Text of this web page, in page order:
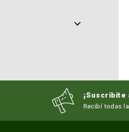
¡Suscribite
Recibí todas